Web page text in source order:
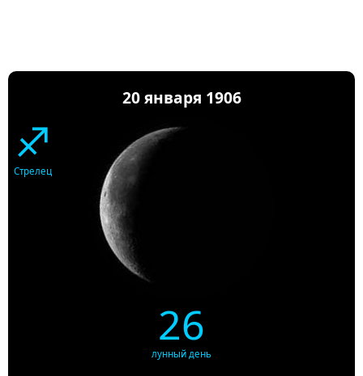
20 января 1906
♐
Стрелец
26
лунный день